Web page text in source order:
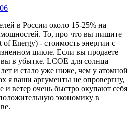
в России около 15-25% на
То, про что вы пишите
Energy) - стоимость энергии с
цикле. Если вы продаете
в убытке. LCOE для солнца
и стало уже ниже, чем у атомной
я ваши аргументы не опровергну,
и ветер очень быстро окупают себя
экономику в